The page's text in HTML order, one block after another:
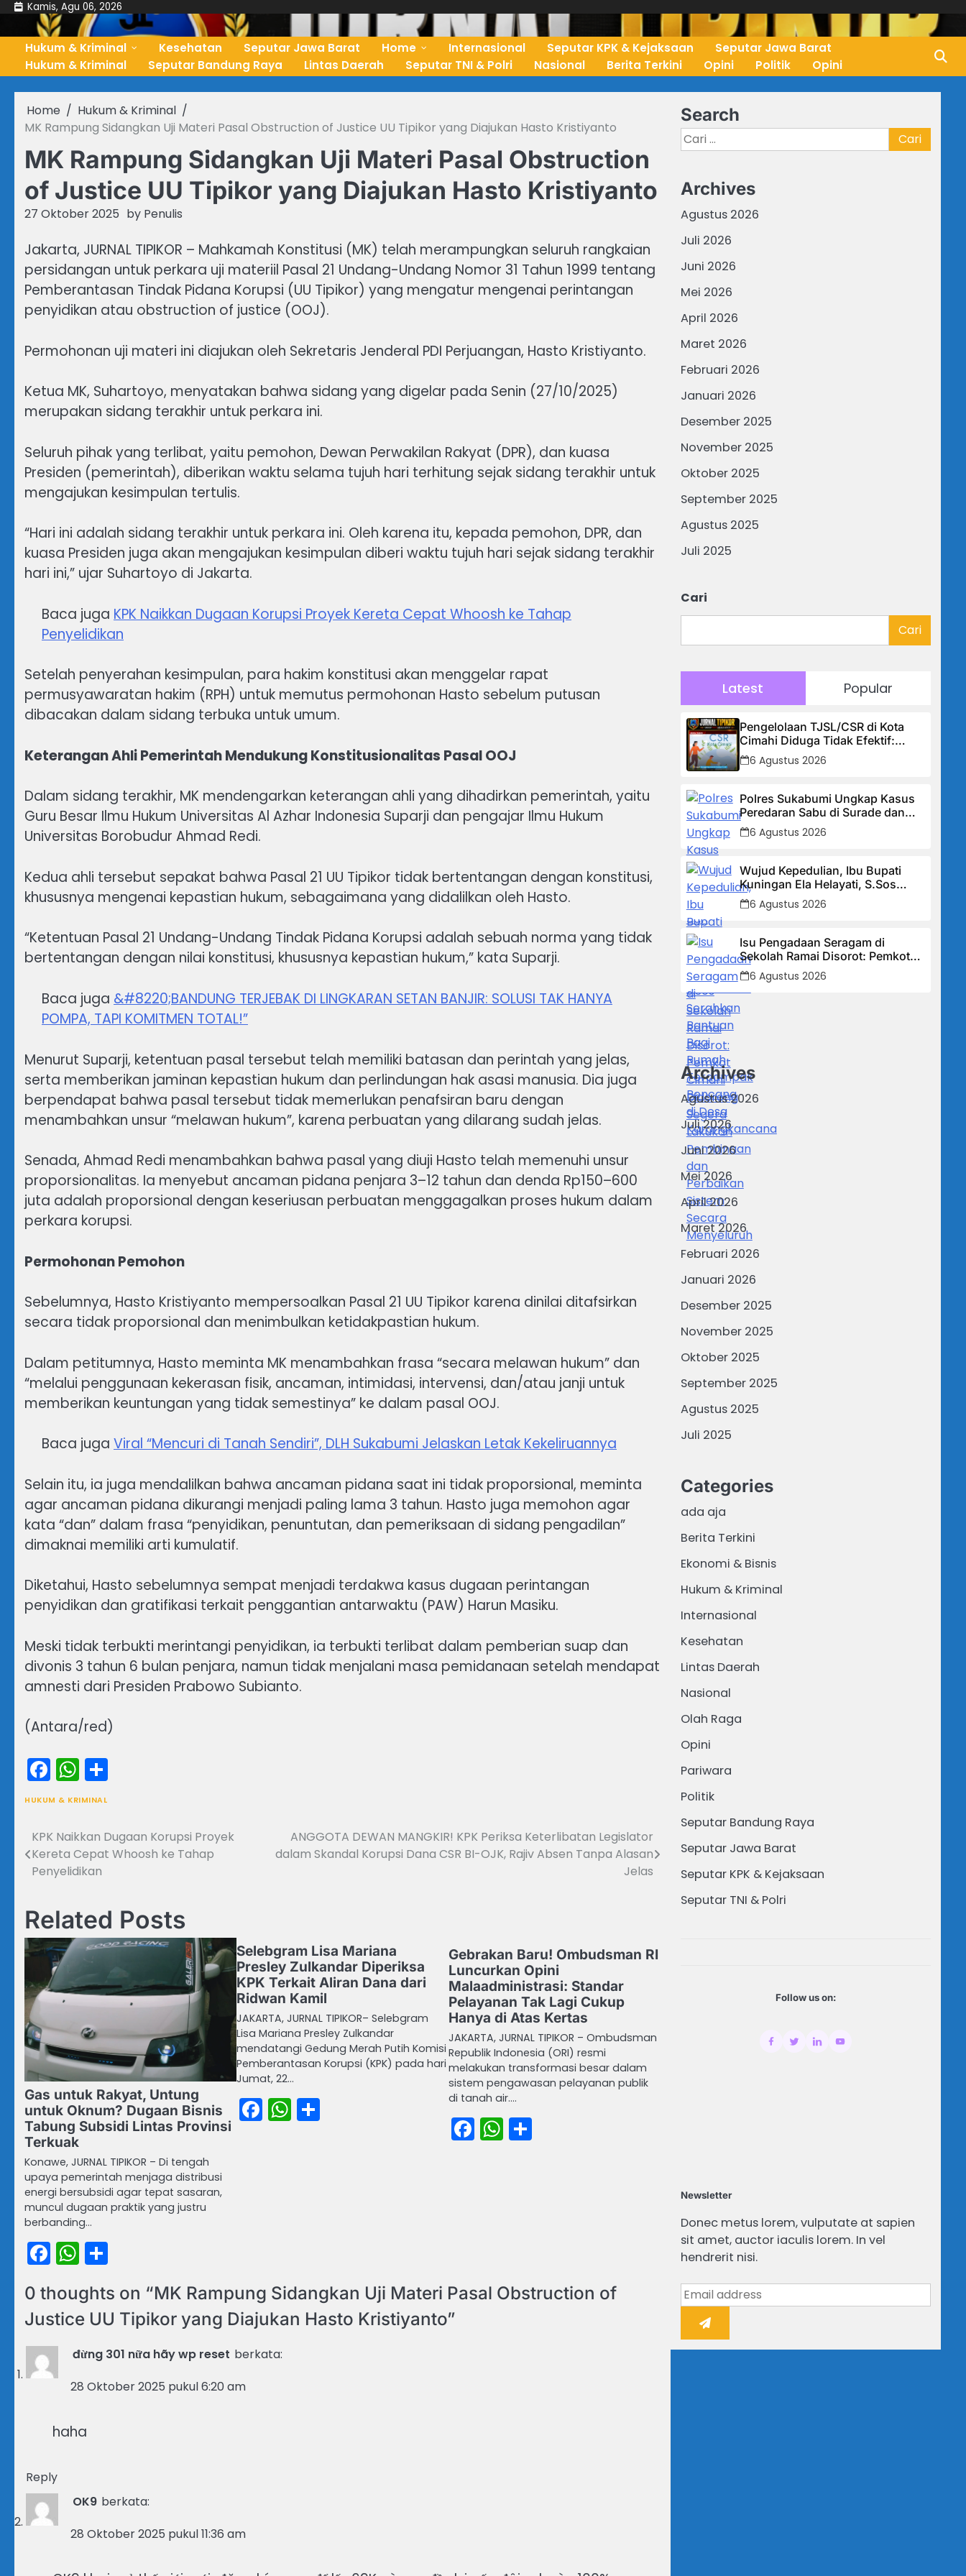
Skip
content
Kamis, Agu 06, 2026
Hukum & Kriminal Kesehatan Seputar Jawa Barat Home Internasional Seputar KPK & Kejaksaan
Seputar Jawa Barat
Hukum & Kriminal
Seputar Bandung Raya Lintas Daerah Seputar TNI & Polri Nasional Berita Terkini Opini Politik Opini
Home
Hukum & Kriminal
MK Rampung Sidangkan Uji Materi Pasal Obstruction of Justice UU Tipikor yang Diajukan Hasto Kristiyanto
MK Rampung Sidangkan Uji Materi Pasal Obstruction
of Justice UU Tipikor yang Diajukan Hasto Kristiyanto
27 Oktober 2025 by Penulis
Jakarta, JURNAL TIPIKOR – Mahkamah Konstitusi (MK) telah merampungkan seluruh rangkaian
persidangan untuk perkara uji materiil Pasal 21 Undang-Undang Nomor 31 Tahun 1999 tentang
Pemberantasan Tindak Pidana Korupsi (UU Tipikor) yang mengatur mengenai perintangan
penyidikan atau obstruction of justice (OOJ).
Permohonan uji materi ini diajukan oleh Sekretaris Jenderal PDI Perjuangan, Hasto Kristiyanto.
Ketua MK, Suhartoyo, menyatakan bahwa sidang yang digelar pada Senin (27/10/2025)
merupakan sidang terakhir untuk perkara ini.
Seluruh pihak yang terlibat, yaitu pemohon, Dewan Perwakilan Rakyat (DPR), dan kuasa
Presiden (pemerintah), diberikan waktu selama tujuh hari terhitung sejak sidang terakhir untuk
mengajukan kesimpulan tertulis.
“Hari ini adalah sidang terakhir untuk perkara ini. Oleh karena itu, kepada pemohon, DPR, dan
kuasa Presiden juga akan mengajukan kesimpulan diberi waktu tujuh hari sejak sidang terakhir
hari ini,” ujar Suhartoyo di Jakarta.
Baca juga KPK Naikkan Dugaan Korupsi Proyek Kereta Cepat Whoosh ke Tahap
Penyelidikan
Setelah penyerahan kesimpulan, para hakim konstitusi akan menggelar rapat
permusyawaratan hakim (RPH) untuk memutus permohonan Hasto sebelum putusan
dibacakan dalam sidang terbuka untuk umum.
Keterangan Ahli Pemerintah Mendukung Konstitusionalitas Pasal OOJ
Dalam sidang terakhir, MK mendengarkan keterangan ahli yang dihadirkan pemerintah, yaitu
Guru Besar Ilmu Hukum Universitas Al Azhar Indonesia Suparji dan pengajar Ilmu Hukum
Universitas Borobudur Ahmad Redi.
Kedua ahli tersebut sepakat bahwa Pasal 21 UU Tipikor tidak bertentangan dengan konstitusi,
khususnya mengenai kepastian hukum, sebagaimana yang didalilkan oleh Hasto.
“Ketentuan Pasal 21 Undang-Undang Tindak Pidana Korupsi adalah sebuah norma yang tidak
bertentangan dengan nilai konstitusi, khususnya kepastian hukum,” kata Suparji.
Baca juga &#8220;BANDUNG TERJEBAK DI LINGKARAN SETAN BANJIR: SOLUSI TAK HANYA
POMPA, TAPI KOMITMEN TOTAL!”
Menurut Suparji, ketentuan pasal tersebut telah memiliki batasan dan perintah yang jelas,
serta memberikan jaminan kepastian hukum dan perlindungan hak asasi manusia. Dia juga
berpendapat bahwa pasal tersebut tidak memerlukan penafsiran baru dengan
menambahkan unsur “melawan hukum”, karena perbuatan yang dilarang sudah jelas.
Senada, Ahmad Redi menambahkan bahwa pasal yang diuji Hasto telah memenuhi unsur
proporsionalitas. Ia menyebut ancaman pidana penjara 3–12 tahun dan denda Rp150–600
juta adalah proporsional dengan keseriusan perbuatan menggagalkan proses hukum dalam
perkara korupsi.
Permohonan Pemohon
Sebelumnya, Hasto Kristiyanto mempersoalkan Pasal 21 UU Tipikor karena dinilai ditafsirkan
secara tidak proporsional dan menimbulkan ketidakpastian hukum.
Dalam petitumnya, Hasto meminta MK menambahkan frasa “secara melawan hukum” dan
“melalui penggunaan kekerasan fisik, ancaman, intimidasi, intervensi, dan/atau janji untuk
memberikan keuntungan yang tidak semestinya” ke dalam pasal OOJ.
Baca juga Viral “Mencuri di Tanah Sendiri”, DLH Sukabumi Jelaskan Letak Kekeliruannya
Selain itu, ia juga mendalilkan bahwa ancaman pidana saat ini tidak proporsional, meminta
agar ancaman pidana dikurangi menjadi paling lama 3 tahun. Hasto juga memohon agar
kata “dan” dalam frasa “penyidikan, penuntutan, dan pemeriksaan di sidang pengadilan”
dimaknai memiliki arti kumulatif.
Diketahui, Hasto sebelumnya sempat menjadi terdakwa kasus dugaan perintangan
penyidikan dan gratifikasi terkait penggantian antarwaktu (PAW) Harun Masiku.
Meski tidak terbukti merintangi penyidikan, ia terbukti terlibat dalam pemberian suap dan
divonis 3 tahun 6 bulan penjara, namun tidak menjalani masa pemidanaan setelah mendapat
amnesti dari Presiden Prabowo Subianto.
(Antara/red)
Facebook
WhatsApp
HUKUM & KRIMINAL
Navigasi
pos
KPK Naikkan Dugaan Korupsi Proyek
Kereta Cepat Whoosh ke Tahap
Penyelidikan
ANGGOTA DEWAN MANGKIR! KPK Periksa Keterlibatan Legislator
dalam Skandal Korupsi Dana CSR BI-OJK, Rajiv Absen Tanpa Alasan
Jelas
Related Posts
Gas untuk Rakyat, Untung
untuk Oknum? Dugaan Bisnis
Tabung Subsidi Lintas Provinsi
Terkuak
Konawe, JURNAL TIPIKOR – Di tengah
upaya pemerintah menjaga distribusi
energi bersubsidi agar tepat sasaran,
muncul dugaan praktik yang justru
berbanding…
Facebook
WhatsApp
Selebgram Lisa Mariana
Presley Zulkandar Diperiksa
KPK Terkait Aliran Dana dari
Ridwan Kamil
JAKARTA, JURNAL TIPIKOR– Selebgram
Lisa Mariana Presley Zulkandar
mendatangi Gedung Merah Putih Komisi
Pemberantasan Korupsi (KPK) pada hari
Jumat, 22…
Facebook
WhatsApp
Share
Gebrakan Baru! Ombudsman RI
Luncurkan Opini
Malaadministrasi: Standar
Pelayanan Tak Lagi Cukup
Hanya di Atas Kertas
JAKARTA, JURNAL TIPIKOR – Ombudsman
Republik Indonesia (ORI) resmi
melakukan transformasi besar dalam
sistem pengawasan pelayanan publik
di tanah air.…
Facebook
WhatsApp
Share
0 thoughts on “MK Rampung Sidangkan Uji Materi Pasal Obstruction of
Justice UU Tipikor yang Diajukan Hasto Kristiyanto”
đừng 301 nữa hãy wp reset berkata:
28 Oktober 2025 pukul 6:20 am
haha
Reply
OK9 berkata:
28 Oktober 2025 pukul 11:36 am
Search
Cari
untuk:
Archives
Agustus 2026
Juli 2026
Juni 2026
Mei 2026
April 2026
Maret 2026
Februari 2026
Januari 2026
Desember 2025
November 2025
Oktober 2025
September 2025
Agustus 2025
Juli 2025
Cari
Cari
Latest Popular
Pengelolaan TJSL/CSR di Kota
Cimahi Diduga Tidak Efektif:
Masyarakat Desak Transparansi
Penuh dan Perbaikan Sistem
6 Agustus 2026
Polres Sukabumi Ungkap Kasus
Peredaran Sabu di Surade dan
Ciemas, Tiga Tersangka
Diamankan
6 Agustus 2026
Wujud Kepedulian, Ibu Bupati
Kuningan Ela Helayati, S.Sos
Serahkan Bantuan Bagi Rumah
Terdampak Bencana di Desa
6 Agustus 2026
Isu Pengadaan Seragam di
Sekolah Ramai Disorot: Pemkot
Cimahi Didorong Segera Lakukan
Pembinaan dan Perbaikan Sistem
Secara Menyeluruh
6 Agustus 2026
Archives
Agustus 2026
Juli 2026
Juni 2026
Mei 2026
April 2026
Maret 2026
Februari 2026
Januari 2026
Desember 2025
November 2025
Oktober 2025
September 2025
Agustus 2025
Juli 2025
Categories
ada aja
Berita Terkini
Ekonomi & Bisnis
Hukum & Kriminal
Internasional
Kesehatan
Lintas Daerah
Nasional
Olah Raga
Opini
Pariwara
Politik
Seputar Bandung Raya
Seputar Jawa Barat
Seputar KPK & Kejaksaan
Seputar TNI & Polri
Follow us on:
Newsletter
Donec metus lorem, vulputate at sapien
sit amet, auctor iaculis lorem. In vel
hendrerit nisi.